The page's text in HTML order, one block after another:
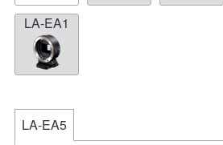
LA-EA1
LA-EA5